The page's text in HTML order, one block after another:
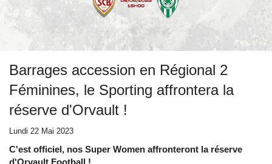
Barrages accession en Régional 2
Féminines, le Sporting affrontera la
réserve d'Orvault !
Lundi 22 Mai 2023
C'est officiel, nos Super Women affronteront la réserve
d'Orvault Football !